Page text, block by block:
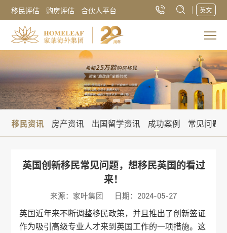
移民评估 购房评估 合伙人平台 英文
移民资讯 房产资讯 出国留学资讯 成功案例 常见问题
英国创新移民常见问题，想移民英国的看过
来！
来源：家叶集团 日期：2024-05-27
英国近年来不断调整移民政策，并且推出了创新签证
作为吸引高级专业人才来到英国工作的一项措施。这